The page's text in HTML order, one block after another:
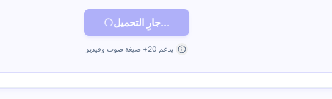
جارٍ التحميل...
يدعم 20+ صيغة صوت وفيديو